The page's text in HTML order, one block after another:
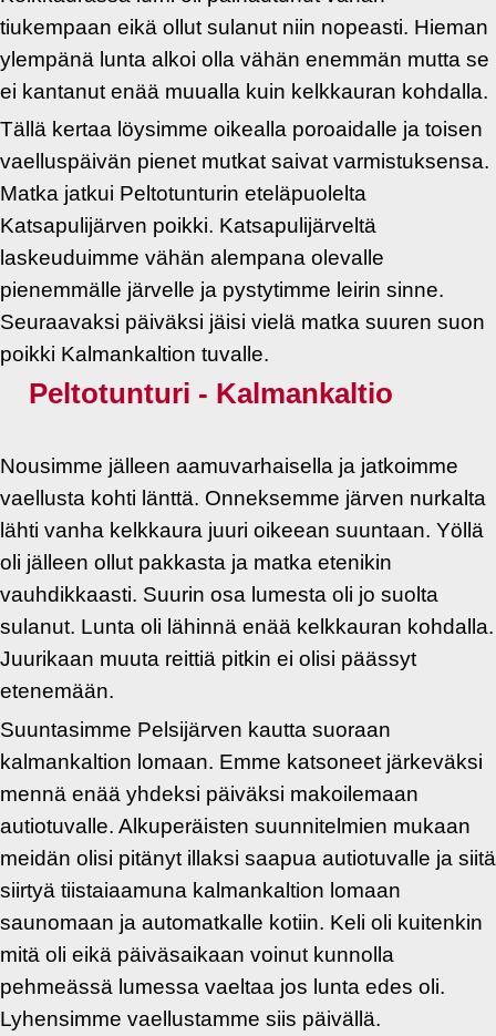
tiukempaan eikä ollut sulanut niin nopeasti. Hieman
ylempänä lunta alkoi olla vähän enemmän mutta se
ei kantanut enää muualla kuin kelkkauran kohdalla.
Tällä kertaa löysimme oikealla poroaidalle ja toisen
vaelluspäivän pienet mutkat saivat varmistuksensa.
Matka jatkui Peltotunturin eteläpuolelta
Katsapulijärven poikki. Katsapulijärveltä
laskeuduimme vähän alempana olevalle
pienemmälle järvelle ja pystytimme leirin sinne.
Seuraavaksi päiväksi jäisi vielä matka suuren suon
poikki Kalmankaltion tuvalle.
Peltotunturi - Kalmankaltio
Nousimme jälleen aamuvarhaisella ja jatkoimme
vaellusta kohti länttä. Onneksemme järven nurkalta
lähti vanha kelkkaura juuri oikeean suuntaan. Yöllä
oli jälleen ollut pakkasta ja matka etenikin
vauhdikkaasti. Suurin osa lumesta oli jo suolta
sulanut. Lunta oli lähinnä enää kelkkauran kohdalla.
Juurikaan muuta reittiä pitkin ei olisi päässyt
etenemään.
Suuntasimme Pelsijärven kautta suoraan
kalmankaltion lomaan. Emme katsoneet järkeväksi
mennä enää yhdeksi päiväksi makoilemaan
autiotuvalle. Alkuperäisten suunnitelmien mukaan
meidän olisi pitänyt illaksi saapua autiotuvalle ja siitä
siirtyä tiistaiaamuna kalmankaltion lomaan
saunomaan ja automatkalle kotiin. Keli oli kuitenkin
mitä oli eikä päiväsaikaan voinut kunnolla
pehmeässä lumessa vaeltaa jos lunta edes oli.
Lyhensimme vaellustamme siis päivällä.